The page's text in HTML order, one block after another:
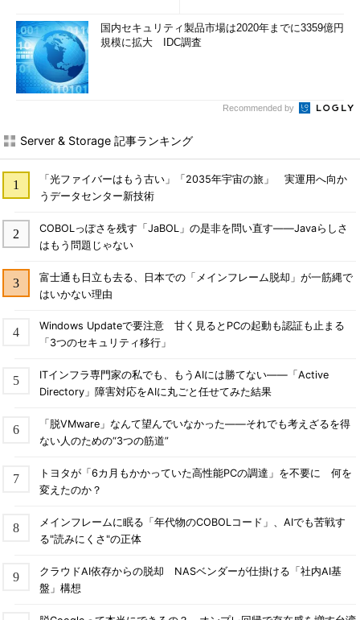
国内セキュリティ製品市場は2020年までに3359億円
規模に拡大 IDC調査
Recommended by
Server & Storage 記事ランキング
「光ファイバーはもう古い」「2035年宇宙の旅」 実運用へ向か
うデータセンター新技術
COBOLっぽさを残す「JaBOL」の是非を問い直す――Javaらしさ
はもう問題じゃない
富士通も日立も去る、日本での「メインフレーム脱却」が一筋縄で
はいかない理由
Windows Updateで要注意 甘く見るとPCの起動も認証も止まる
「3つのセキュリティ移行」
ITインフラ専門家の私でも、もうAIには勝てない――「Active
Directory」障害対応をAIに丸ごと任せてみた結果
「脱VMware」なんて望んでいなかった――それでも考えざるを得
ない人のための“3つの筋道”
トヨタが「6カ月もかかっていた高性能PCの調達」を不要に 何を
変えたのか？
メインフレームに眠る「年代物のCOBOLコード」、AIでも苦戦す
る"読みにくさ"の正体
クラウドAI依存からの脱却 NASベンダーが仕掛ける「社内AI基
盤」構想